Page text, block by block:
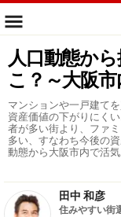
人口動態か
こ？～大阪市
マンションや一戸建て
資産価値の下がりにく
者が多い街より、ファ
多い、すなわち今後の
動態から大阪市内で活
田中 和彦
住みやすい街